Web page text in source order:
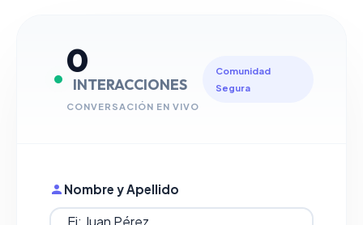
0
INTERACCIONES
CONVERSACIÓN EN VIVO
Comunidad
Segura
Nombre y Apellido